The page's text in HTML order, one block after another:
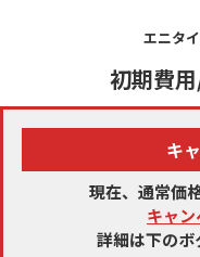
エニタ
初期費
キ
現在、通常価
キャ
詳細は下のボ